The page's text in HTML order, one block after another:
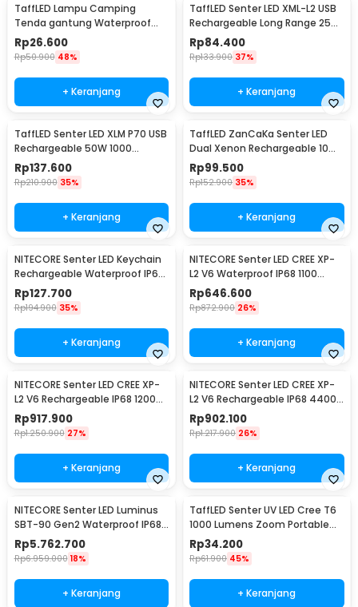
TaffLED Lampu Camping
Tenda gantung Waterproof
Emergency 120 Lumens - G198
Rp26.600
Rp50.900 48%
+ Keranjang
TaffLED Senter LED XML-L2 USB
Rechargeable Long Range 25W
1000 Lumens Without Battery
- XML-L2
Rp84.400
Rp133.900 37%
+ Keranjang
TaffLED Senter LED XLM P70 USB
Rechargeable 50W 1000
Lumens with 26650 Battery -
XLM-P70
Rp137.600
Rp210.900 35%
+ Keranjang
TaffLED ZanCaKa Senter LED
Dual Xenon Rechargeable 10W
13500 Lumens - Q3
Rp99.500
Rp152.900 35%
+ Keranjang
NITECORE Senter LED Keychain
Rechargeable Waterproof IP65
55 Lumens - Tube V2.0
Rp127.700
Rp194.900 35%
+ Keranjang
NITECORE Senter LED CREE XP-
L2 V6 Waterproof IP68 1100
Lumens - P10 V2
Rp646.600
Rp872.900 26%
+ Keranjang
NITECORE Senter LED CREE XP-
L2 V6 Rechargeable IP68 1200
Lumens - MH12 V2
Rp917.900
Rp1.250.900 27%
+ Keranjang
NITECORE Senter LED CREE XP-
L2 V6 Rechargeable IP68 4400
Lumens - E4K
Rp902.100
Rp1.217.900 26%
+ Keranjang
NITECORE Senter LED Luminus
SBT-90 Gen2 Waterproof IP68
5200 Lumens - TM39
Rp5.762.700
Rp6.959.000 18%
+ Keranjang
TaffLED Senter UV LED Cree T6
1000 Lumens Zoom Portable
395nm - T118
Rp34.200
Rp61.900 45%
+ Keranjang